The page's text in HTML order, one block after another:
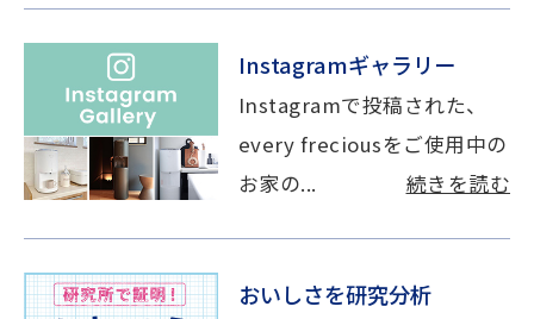
Instagramギャラリー
Instagramで投稿された、
every freciousをご使用中の
お家の...
続きを読む
おいしさを研究分析